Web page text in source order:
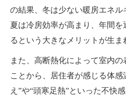
の結果、冬は少ない暖房エネル
夏は冷房効率が高まり、年間を
るという大きなメリットが生ま
また、高断熱化によって室内の
ことから、居住者が感じる体
え”や“頭寒足熱”といった不快